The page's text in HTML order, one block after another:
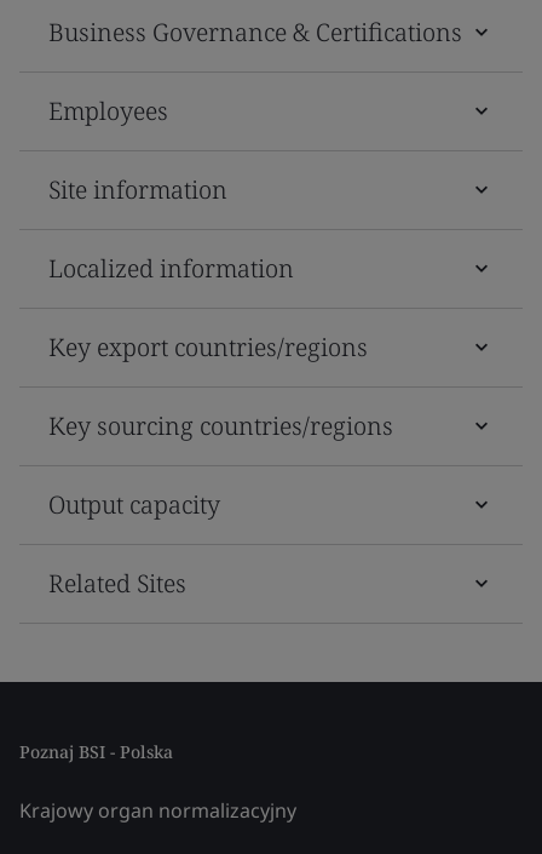
Business Governance & Certifications
Employees
Site information
Localized information
Key export countries/regions
Key sourcing countries/regions
Output capacity
Related Sites
Poznaj BSI - Polska
Krajowy organ normalizacyjny